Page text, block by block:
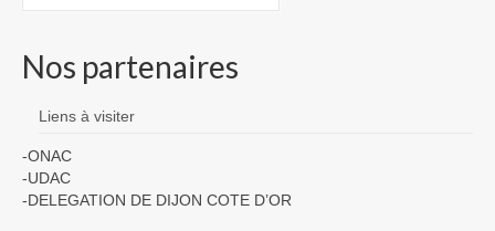
Nos partenaires
Liens à visiter
-ONAC
-UDAC
-DELEGATION DE DIJON COTE D’OR